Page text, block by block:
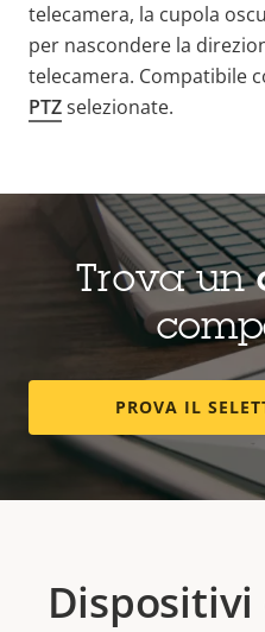
telecamera, la cupola
per nascondere la
telecamera. Compatibile
PTZselezionate.
Trova un
PROVA IL